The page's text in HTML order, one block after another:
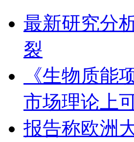
最新研究分
裂
《生物质能
市场理论上
报告称欧洲